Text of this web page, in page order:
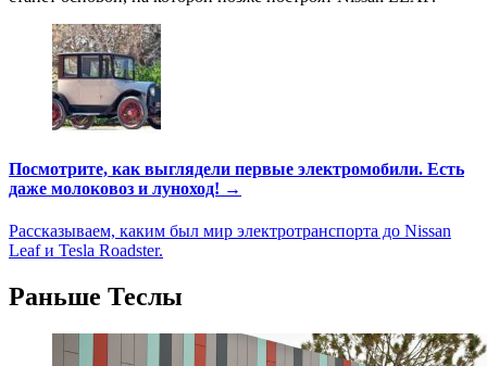
Посмотрите, как выглядели первые электромобили. Есть
даже молоковоз и луноход! →
Рассказываем, каким был мир электротранспорта до Nissan
Leaf и Tesla Roadster.
Раньше Теслы